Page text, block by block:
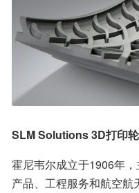
SLM Solutions 3D打印
霍尼韦尔成立于1906年
产品、工程服务和航空